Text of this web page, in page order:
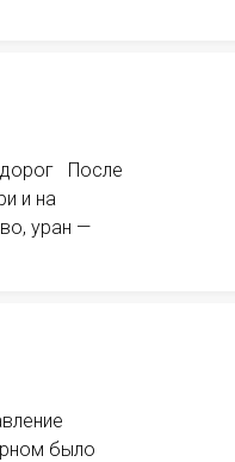
дорог После
и на
уран —
было